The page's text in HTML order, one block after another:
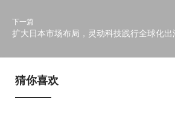
下一篇
扩大日本市场布局，灵动科技践行全球化出
猜你喜欢